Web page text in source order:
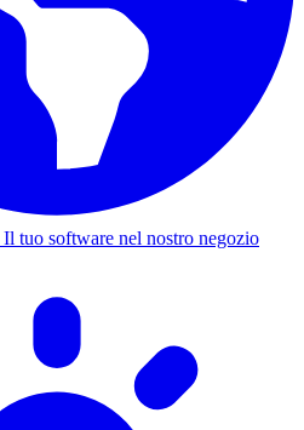
Il tuo software nel nostro negozio